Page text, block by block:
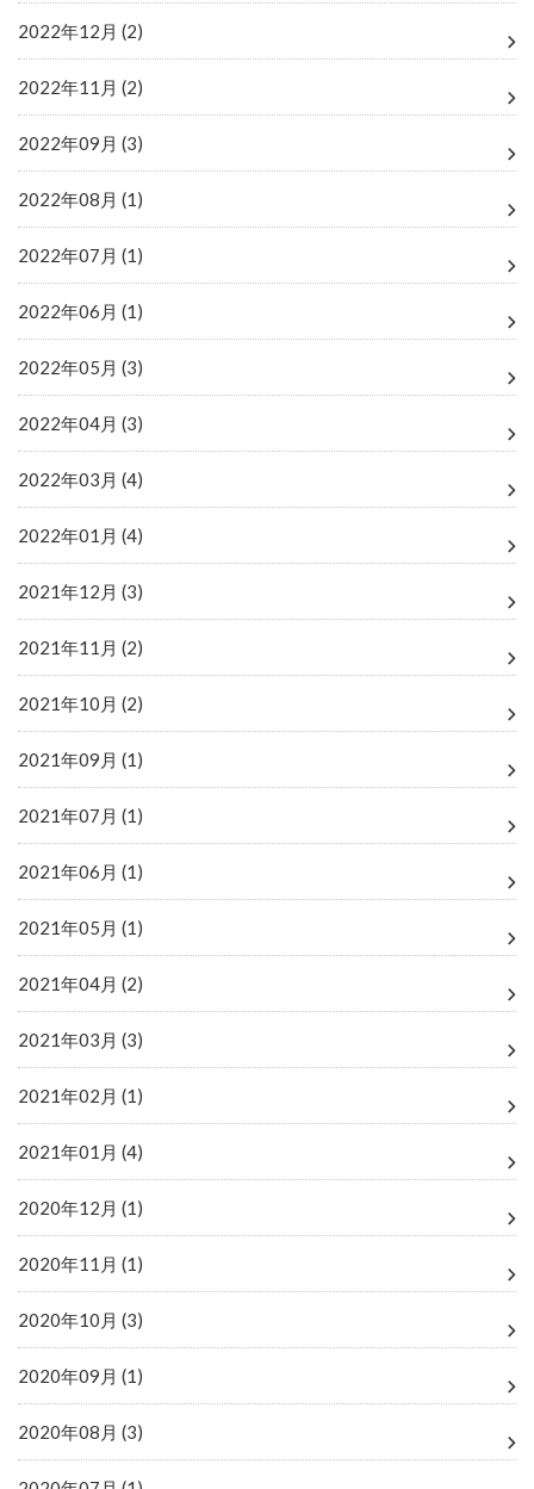
2022年12月 (2)
2022年11月 (2)
2022年09月 (3)
2022年08月 (1)
2022年07月 (1)
2022年06月 (1)
2022年05月 (3)
2022年04月 (3)
2022年03月 (4)
2022年01月 (4)
2021年12月 (3)
2021年11月 (2)
2021年10月 (2)
2021年09月 (1)
2021年07月 (1)
2021年06月 (1)
2021年05月 (1)
2021年04月 (2)
2021年03月 (3)
2021年02月 (1)
2021年01月 (4)
2020年12月 (1)
2020年11月 (1)
2020年10月 (3)
2020年09月 (1)
2020年08月 (3)